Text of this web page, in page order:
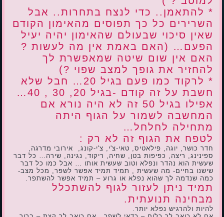
* להתאמן.. כדי לנצח בתחרות.. אבל
השרירים כל כך תפוסים מהאימון הקודם
שאין סיכוי שבעולם שהאימון יהיה יעיל
הפעם… (האם באמת אין מה לעשות ?
האם אין שום שיטה שמאפשרת לך
להחזיר את גופך למצב שפוי ?)
* לרקוד כמו פעם בגיל 20… חבל שלא
חשבת על זה קודם -בגיל 20, 30 , 40…
אפילו בגיל 50 זה לא היה נורא אם
המחשבה לשמור על הגוף היתה
מתחילה לחלחל…
לטפח את הגוף זה לא רק :
חדר כושר, יוגה, פילאטיס, טאי-צ'י, צ'י-קונג, אירובי מדרגה,
ספינינג, ריצה, כפיפות בטן, שחיה, ריקוד, נגינה, שירה… כל דבר
שעשית הוא נהדר ונפלא וטוב שעשית אותו … אבל כמו כל דבר
שישנו בחיים- מה שעשית , תמיד תמיד אפשר לשפר, מכל מצב-
כמה שנדמה לך שהוא נפלא או גרוע – תמיד אפשר להשתפר.
תמיד ניתן לעזור לגוף להשתכלל
מבחינה תנועתית.
להיות ולהרגיש נפלא יותר.